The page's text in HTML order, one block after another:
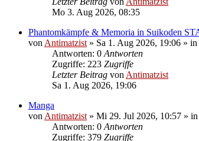
Mo 3. Aug 2026, 08:35
Phantomkämpfe & Memoria in Suikoden
von Antimatzist » Sa 1. Aug 2026, 19:06 » in
Antworten: 0 Antworten
Zugriffe: 223 Zugriffe
Letzter Beitrag von Antimatzist
Sa 1. Aug 2026, 19:06
Manga
von Antimatzist » Mi 29. Jul 2026, 10:57 » in
Antworten: 0 Antworten
Zugriffe: 379 Zugriffe